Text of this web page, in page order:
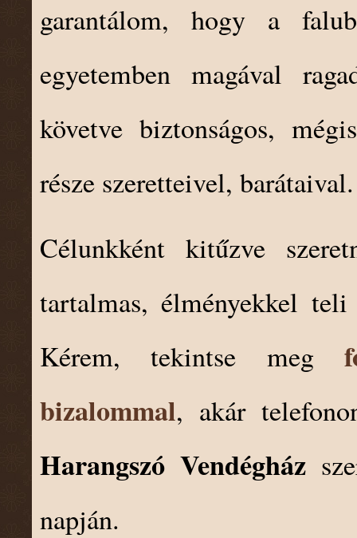
garantálom, hogy a
egyetemben magával
követve biztonságos,
része szeretteivel, barátaival.
Célunkként kitűzve
tartalmas, élményekkel
Kérem, tekintse meg
bizalommal, akár
Harangszó Vendégház
napján.